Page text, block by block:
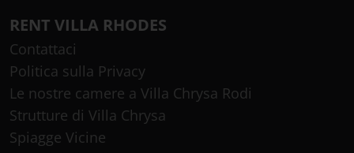
RENT VILLA RHODES
Contattaci
Politica sulla Privacy
Le nostre camere a Villa Chrysa Rodi
Strutture di Villa Chrysa
Spiagge Vicine